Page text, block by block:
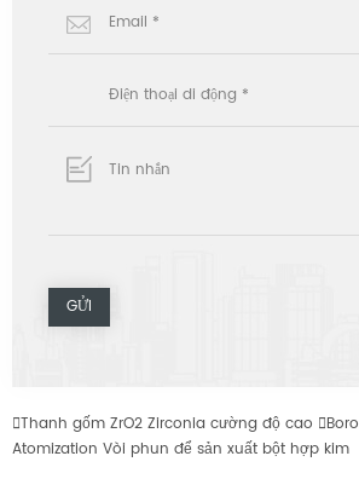
Thanh gốm ZrO2 Zirconia cường độ cao 
Atomization Vòi phun để sản xuất bột hợp kim